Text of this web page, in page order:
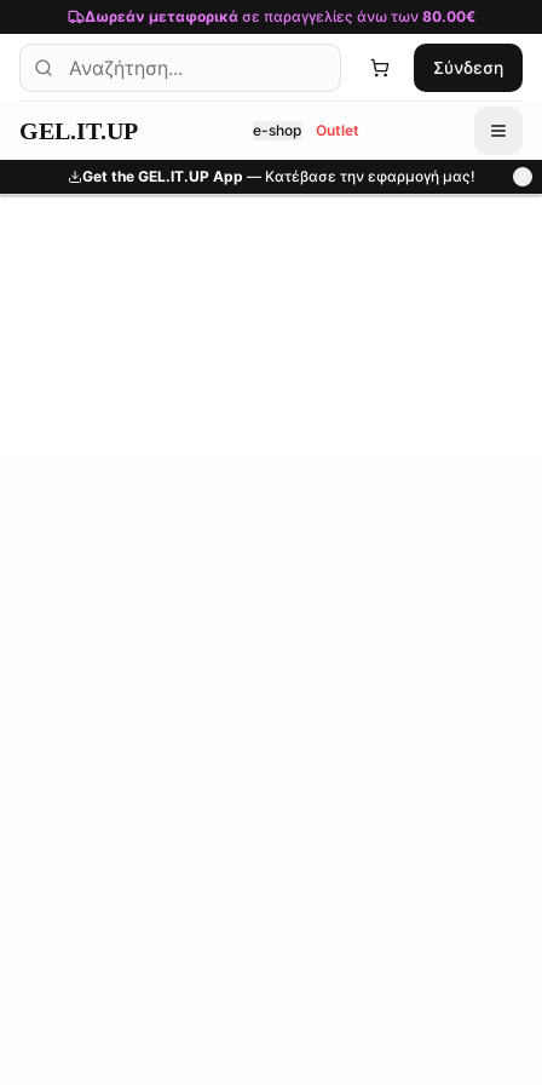
Μετάβαση στο κύριο περιεχόμενο
Δωρεάν μεταφορικάσε παραγγελίες άνω των 80.00€
Σύνδεση
GEL.IT.UP e-shop Outlet
Get the GEL.IT.UP App — Κατέβασε την εφαρμογή μας!